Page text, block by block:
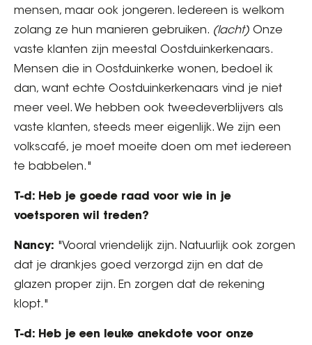
mensen, maar ook jongeren. Iedereen is welkom
zolang ze hun manieren gebruiken. (lacht) Onze
vaste klanten zijn meestal Oostduinkerkenaars.
Mensen die in Oostduinkerke wonen, bedoel ik
dan, want echte Oostduinkerkenaars vind je niet
meer veel. We hebben ook tweedeverblijvers als
vaste klanten, steeds meer eigenlijk. We zijn een
volkscafé, je moet moeite doen om met iedereen
te babbelen."
T-d: Heb je goede raad voor wie in je
voetsporen wil treden?
Nancy: "Vooral vriendelijk zijn. Natuurlijk ook zorgen
dat je drankjes goed verzorgd zijn en dat de
glazen proper zijn. En zorgen dat de rekening
klopt."
T-d: Heb je een leuke anekdote voor onze